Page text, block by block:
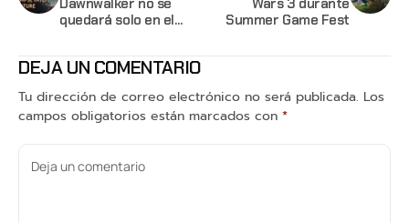
quedará solo en el
Summer Game Fest
DEJA UN COMENTARIO
Tu dirección de correo electrónico no será publicada. Los
campos obligatorios están marcados con *